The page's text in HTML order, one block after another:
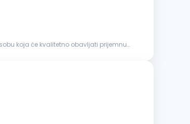
koja će kvalitetno obavljati prijemnu